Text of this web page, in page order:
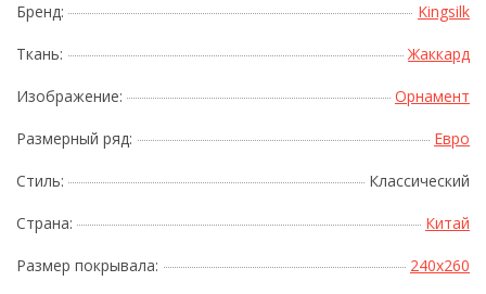
Бренд: Kingsilk
Ткань: Жаккард
Изображение: Орнамент
Размерный ряд: Евро
Стиль: Классический
Страна: Китай
Размер покрывала: 240x260